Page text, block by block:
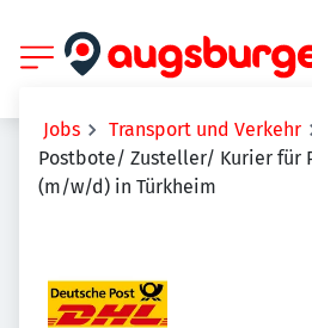
Jobs
Transport und Verkehr
Postbote/ Zusteller/ Kurier für
(m/w/d) in Türkheim